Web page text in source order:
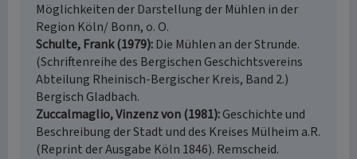
Möglichkeiten der Darstellung der Mühlen in der
Region Köln/ Bonn, o. O.
Schulte, Frank (1979) Die Mühlen an der Strunde.
(Schriftenreihe des Bergischen Geschichtsvereins
Abteilung Rheinisch-Bergischer Kreis, Band 2.)
Bergisch Gladbach.
Zuccalmaglio, Vinzenz von (1981) Geschichte und
Beschreibung der Stadt und des Kreises Mülheim a.R.
(Reprint der Ausgabe Köln 1846). Remscheid.